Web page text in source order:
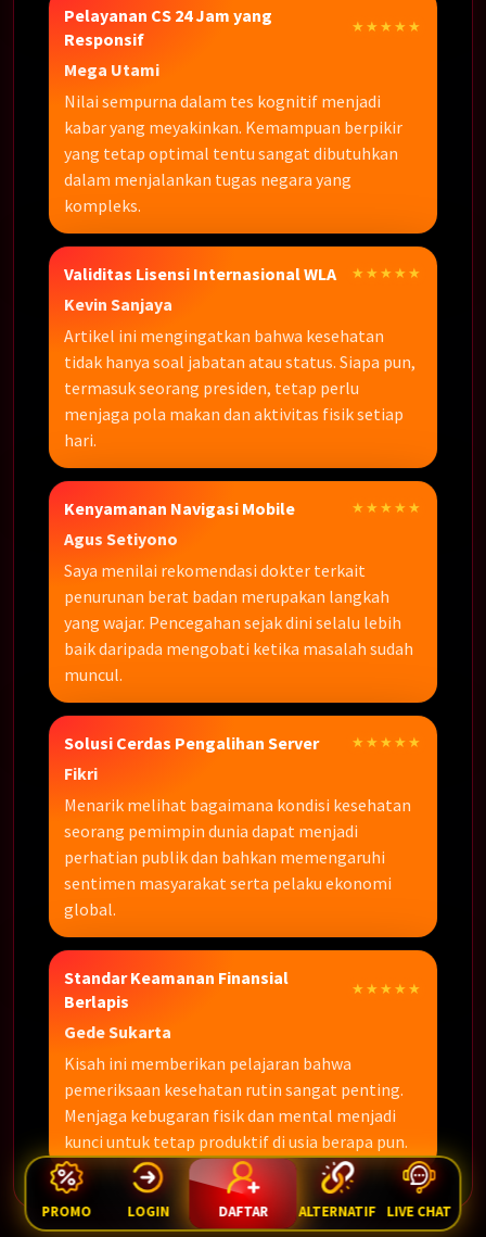
Pelayanan CS 24 Jam yang
Responsif
★★★★★
Mega Utami
Nilai sempurna dalam tes kognitif menjadi
kabar yang meyakinkan. Kemampuan berpikir
yang tetap optimal tentu sangat dibutuhkan
dalam menjalankan tugas negara yang
kompleks.
Validitas Lisensi Internasional WLA ★★★★★
Kevin Sanjaya
Artikel ini mengingatkan bahwa kesehatan
tidak hanya soal jabatan atau status. Siapa pun,
termasuk seorang presiden, tetap perlu
menjaga pola makan dan aktivitas fisik setiap
hari.
Kenyamanan Navigasi Mobile ★★★★★
Agus Setiyono
Saya menilai rekomendasi dokter terkait
penurunan berat badan merupakan langkah
yang wajar. Pencegahan sejak dini selalu lebih
baik daripada mengobati ketika masalah sudah
muncul.
Solusi Cerdas Pengalihan Server ★★★★★
Fikri
Menarik melihat bagaimana kondisi kesehatan
seorang pemimpin dunia dapat menjadi
perhatian publik dan bahkan memengaruhi
sentimen masyarakat serta pelaku ekonomi
global.
Standar Keamanan Finansial
Berlapis
★★★★★
Gede Sukarta
Kisah ini memberikan pelajaran bahwa
pemeriksaan kesehatan rutin sangat penting.
Menjaga kebugaran fisik dan mental menjadi
kunci untuk tetap produktif di usia berapa pun.
PROMO LOGIN DAFTAR ALTERNATIF LIVE CHAT